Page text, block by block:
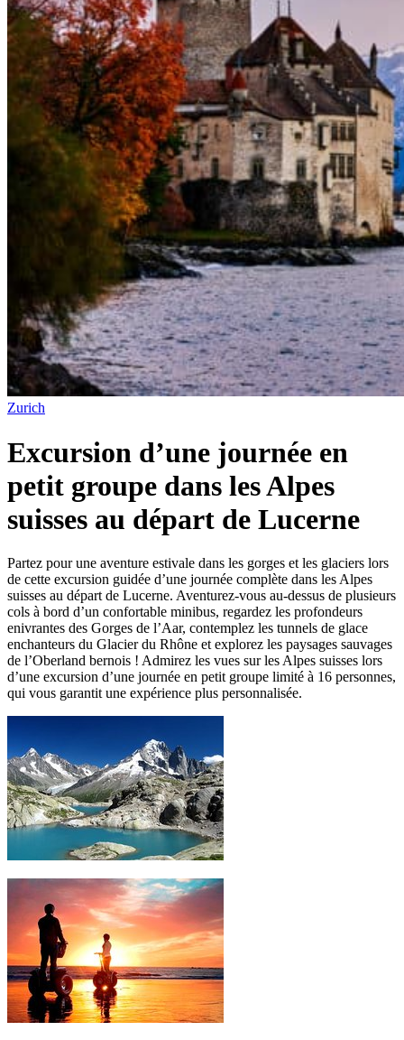
Zurich
Excursion d’une journée en
petit groupe dans les Alpes
suisses au départ de Lucerne
Partez pour une aventure estivale dans les gorges et les glaciers lors
de cette excursion guidée d’une journée complète dans les Alpes
suisses au départ de Lucerne. Aventurez-vous au-dessus de plusieurs
cols à bord d’un confortable minibus, regardez les profondeurs
enivrantes des Gorges de l’Aar, contemplez les tunnels de glace
enchanteurs du Glacier du Rhône et explorez les paysages sauvages
de l’Oberland bernois ! Admirez les vues sur les Alpes suisses lors
d’une excursion d’une journée en petit groupe limité à 16 personnes,
qui vous garantit une expérience plus personnalisée.